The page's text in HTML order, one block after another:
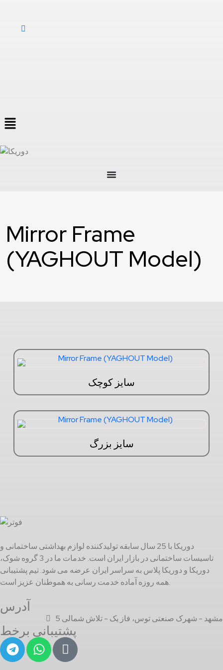
Mirror Frame
(YAGHOUT Model)
سایز کوچک
سایز بزرگ
دوریکا با 25 سال سابقه تولیدکننده لوازم بهداشتی ساختمانی و
تاسیسات ساختمانی در بازار ایران است. خدمات ما در 3 گروه شوک،
دوریکا و دوریکا پلاس به سراسر ایران عرضه می شود. تیم پشتیبانی
همه روزه آماده خدمت رسانی به هموطنان عزیز است.
آدرس
مشهد - شهرک صنعتی توس، فاز یک - تلاش شمالی 5
پشتیبانی برخط